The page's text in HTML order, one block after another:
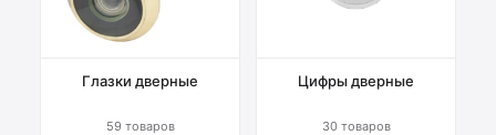
Глазки дверные
59 товаров
Цифры дверные
30 товаров